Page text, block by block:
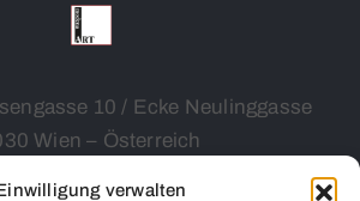
verwalten
10 / Ecke Neulinggasse
Wien – Österreich